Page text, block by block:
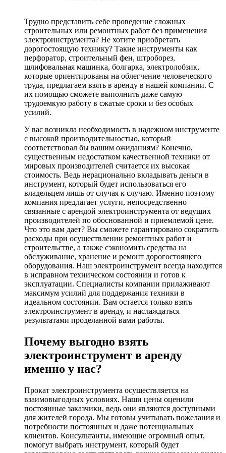
Трудно представить себе проведение сложных
строительных или ремонтных работ без применения
электроинструмента? Не хотите приобретать
дорогостоящую технику? Такие инструменты как
перфоратор, строительный фен, штроборез,
шлифовальная машинка, болгарка, электролобзик,
которые ориентированы на облегчение человеческого
труда, предлагаем взять в аренду в нашей компании. С
их помощью сможете выполнить даже самую
трудоемкую работу в сжатые сроки и без особых
усилий.
У вас возникла необходимость в надежном инструменте
с высокой производительностью, который
соответствовал бы вашим ожиданиям? Конечно,
существенным недостатком качественной техники от
мировых производителей считается их высокая
стоимость. Ведь нерационально вкладывать деньги в
инструмент, который будет использоваться его
владельцем лишь от случая к случаю. Именно поэтому
компания предлагает услуги, непосредственно
связанные с арендой электроинструмента от ведущих
производителей по обоснованной и приемлемой цене.
Что это вам дает? Вы сможете гарантировано сократить
расходы при осуществлении ремонтных работ и
строительстве, а также сэкономить средства на
обслуживание, хранение и ремонт дорогостоящего
оборудования. Наш электроинструмент всегда находится
в исправном техническом состоянии и готов к
эксплуатации. Специалисты компании прилаживают
максимум усилий для поддержания техники в
идеальном состоянии. Вам остается только взять
электроинструмент в аренду, и наслаждаться
результатами проделанной вами работы.
Почему выгодно взять
электроинструмент в аренду
именно у нас?
Прокат электроинструмента осуществляется на
взаимовыгодных условиях. Наши цены оценили
постоянные заказчики, ведь они являются доступными
для жителей города. Мы готовы учитывать пожелания и
потребности постоянных и даже потенциальных
клиентов. Консультанты, имеющие огромный опыт,
помогут выбрать инструмент, который будет